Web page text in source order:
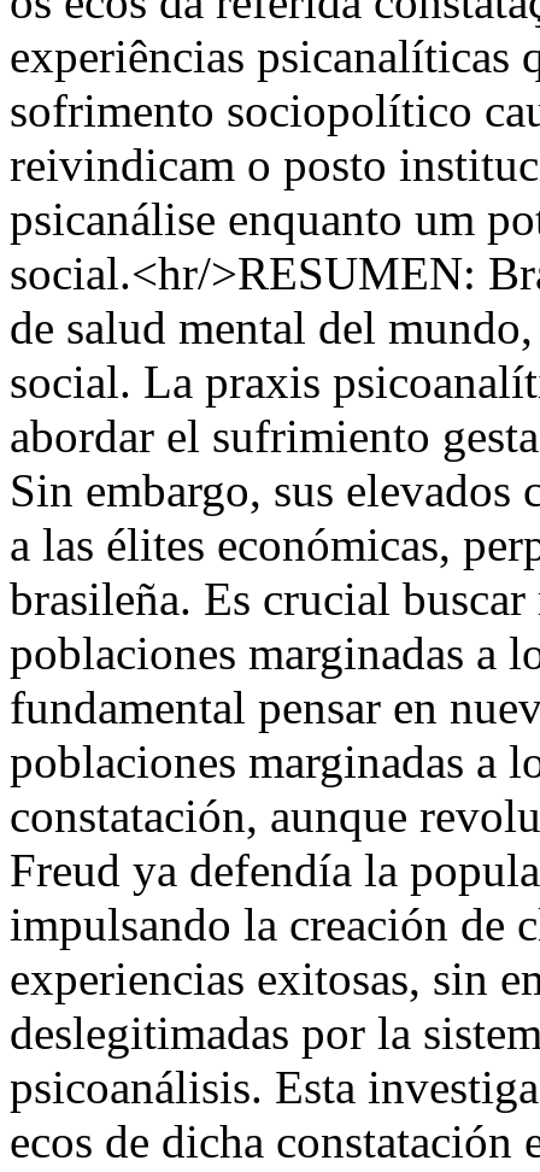
experiências psicanalíticas
sofrimento sociopolítico
reivindicam o posto
psicanálise enquanto um
social.<hr/>RESUMEN:
de salud mental del
social. La praxis
abordar el sufrimiento
Sin embargo, sus elevados
a las élites económicas,
brasileña. Es crucial buscar
poblaciones marginadas a
fundamental pensar en
poblaciones marginadas a
constatación, aunque
Freud ya defendía la
impulsando la creación de
experiencias exitosas, sin
deslegitimadas por la
psicoanálisis. Esta
ecos de dicha constatación